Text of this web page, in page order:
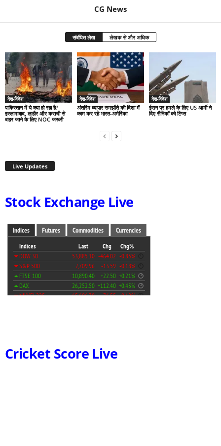
CG News
संबंधित लेख लेखक से और अधिक
देश-विदेश
पाकिस्तान में ये क्या हो रहा है?
इस्लामाबाद, लाहौर और कराची से
बाहर जाने के लिए NOC जरूरी
देश-विदेश
अंतरिम व्यापार समझौते की दिशा में
काम कर रहे भारत-अमेरिका
देश-विदेश
ईरान पर हमले के लिए US आर्मी ने
दिए सैनिकों को टिप्स
Live Updates
Stock Exchange Live
Cricket Score Live